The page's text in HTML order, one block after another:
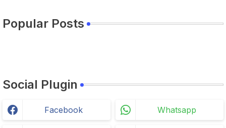
Popular Posts
Social Plugin
Facebook Whatsapp